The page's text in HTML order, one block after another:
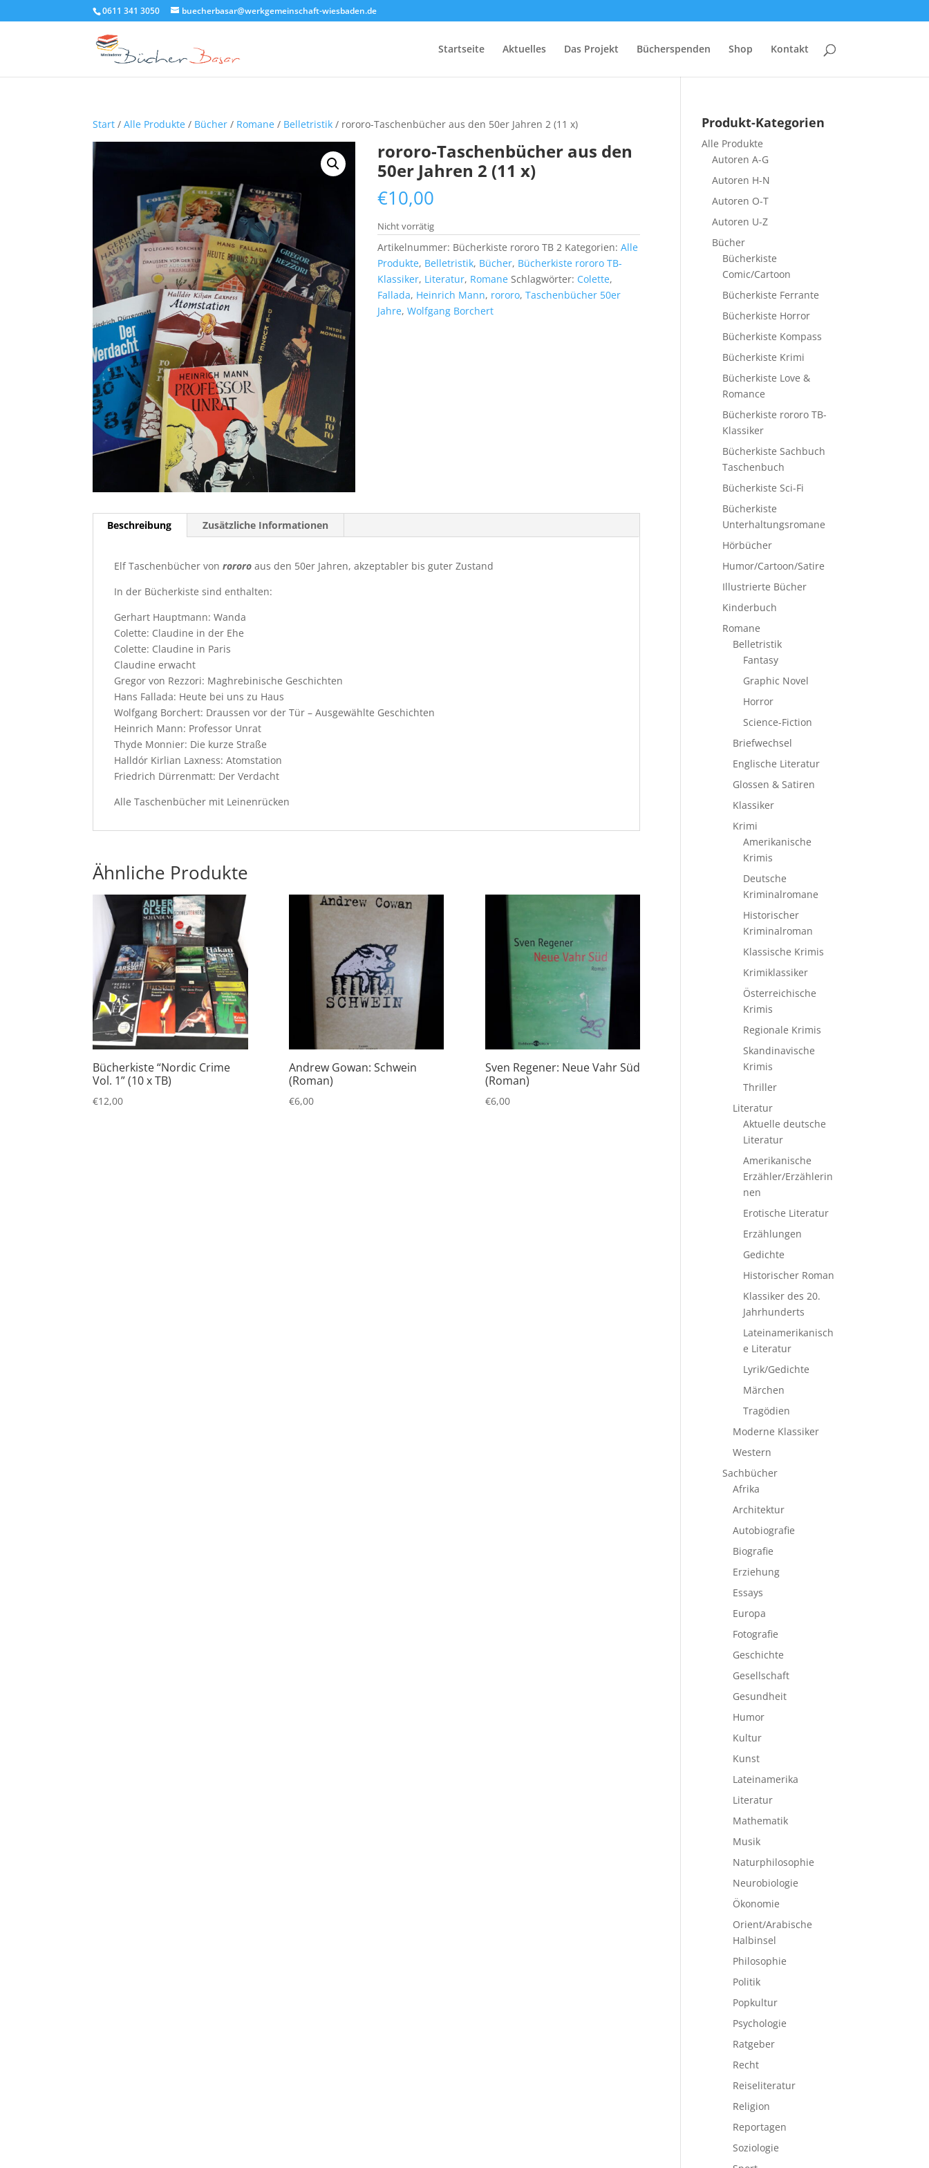
0611 341 3050 buecherbasar@werkgemeinschaft-wiesbaden.de
Startseite Aktuelles Das Projekt Bücherspenden Shop Kontakt
Start /Alle Produkte / Bücher / Romane / Belletristik / rororo-Taschenbücher aus den 50er Jahren 2 (11 x)
rororo-Taschenbücher aus den
50er Jahren 2 (11 x)
€10,00
Nicht vorrätig
Artikelnummer: Bücherkiste rororo TB 2 Kategorien:Alle
Produkte, Belletristik, Bücher, Bücherkiste rororo TB-
Klassiker, Literatur, Romane Schlagwörter: Colette,
Fallada, Heinrich Mann, rororo,Taschenbücher 50er
Jahre,Wolfgang Borchert
Beschreibung Zusätzliche Informationen
Elf Taschenbücher vonrororo aus den 50er Jahren, akzeptabler bis guter Zustand
In der Bücherkiste sind enthalten:
Gerhart Hauptmann: Wanda
Colette: Claudine in der Ehe
Colette: Claudine in Paris
Claudine erwacht
Gregor von Rezzori: Maghrebinische Geschichten
Hans Fallada: Heute bei uns zu Haus
Wolfgang Borchert: Draussen vor der Tür – Ausgewählte Geschichten
Heinrich Mann: Professor Unrat
Thyde Monnier: Die kurze Straße
Halldór Kirlian Laxness: Atomstation
Friedrich Dürrenmatt: Der Verdacht
Alle Taschenbücher mit Leinenrücken
Ähnliche Produkte
Bücherkiste “Nordic Crime
Vol. 1” (10 x TB)
€12,00
Andrew Gowan: Schwein
(Roman)
€6,00
Sven Regener: Neue Vahr Süd
(Roman)
€6,00
Produkt-Kategorien
Alle Produkte
Autoren A-G
Autoren H-N
Autoren O-T
Autoren U-Z
Bücher
Bücherkiste
Comic/Cartoon
Bücherkiste Ferrante
Bücherkiste Horror
Bücherkiste Kompass
Bücherkiste Krimi
Bücherkiste Love &
Romance
Bücherkiste rororo TB-
Klassiker
Bücherkiste Sachbuch
Taschenbuch
Bücherkiste Sci-Fi
Bücherkiste
Unterhaltungsromane
Hörbücher
Humor/Cartoon/Satire
Illustrierte Bücher
Kinderbuch
Romane
Belletristik
Fantasy
Graphic Novel
Horror
Science-Fiction
Briefwechsel
Englische Literatur
Glossen & Satiren
Klassiker
Krimi
Amerikanische
Krimis
Deutsche
Kriminalromane
Historischer
Kriminalroman
Klassische Krimis
Krimiklassiker
Österreichische
Krimis
Regionale Krimis
Skandinavische
Krimis
Thriller
Literatur
Aktuelle deutsche
Literatur
Amerikanische
Erzähler/Erzählerin
nen
Erotische Literatur
Erzählungen
Gedichte
Historischer Roman
Klassiker des 20.
Jahrhunderts
Lateinamerikanisch
e Literatur
Lyrik/Gedichte
Märchen
Tragödien
Moderne Klassiker
Western
Sachbücher
Afrika
Architektur
Autobiografie
Biografie
Erziehung
Essays
Europa
Fotografie
Geschichte
Gesellschaft
Gesundheit
Humor
Kultur
Kunst
Lateinamerika
Literatur
Mathematik
Musik
Naturphilosophie
Neurobiologie
Ökonomie
Orient/Arabische
Halbinsel
Philosophie
Politik
Popkultur
Psychologie
Ratgeber
Recht
Reiseliteratur
Religion
Reportagen
Soziologie